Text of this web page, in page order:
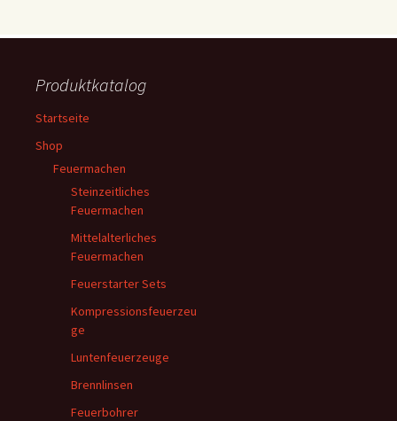
Produktkatalog
Startseite
Shop
Feuermachen
Steinzeitliches
Feuermachen
Mittelalterliches
Feuermachen
Feuerstarter Sets
Kompressionsfeuerzeu
ge
Luntenfeuerzeuge
Brennlinsen
Feuerbohrer